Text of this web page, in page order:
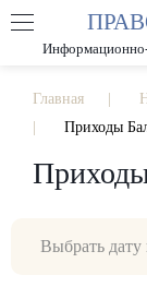
Информационно-
Главная
Приходы